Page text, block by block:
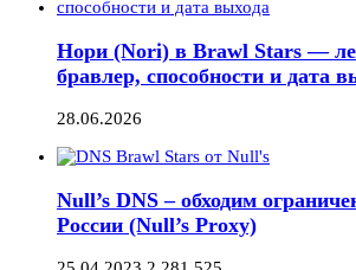
Нори (Nori) в Brawl Stars —
бравлер, способности и дата
28.06.2026
Null’s DNS – обходим
России (Null’s Proxy)